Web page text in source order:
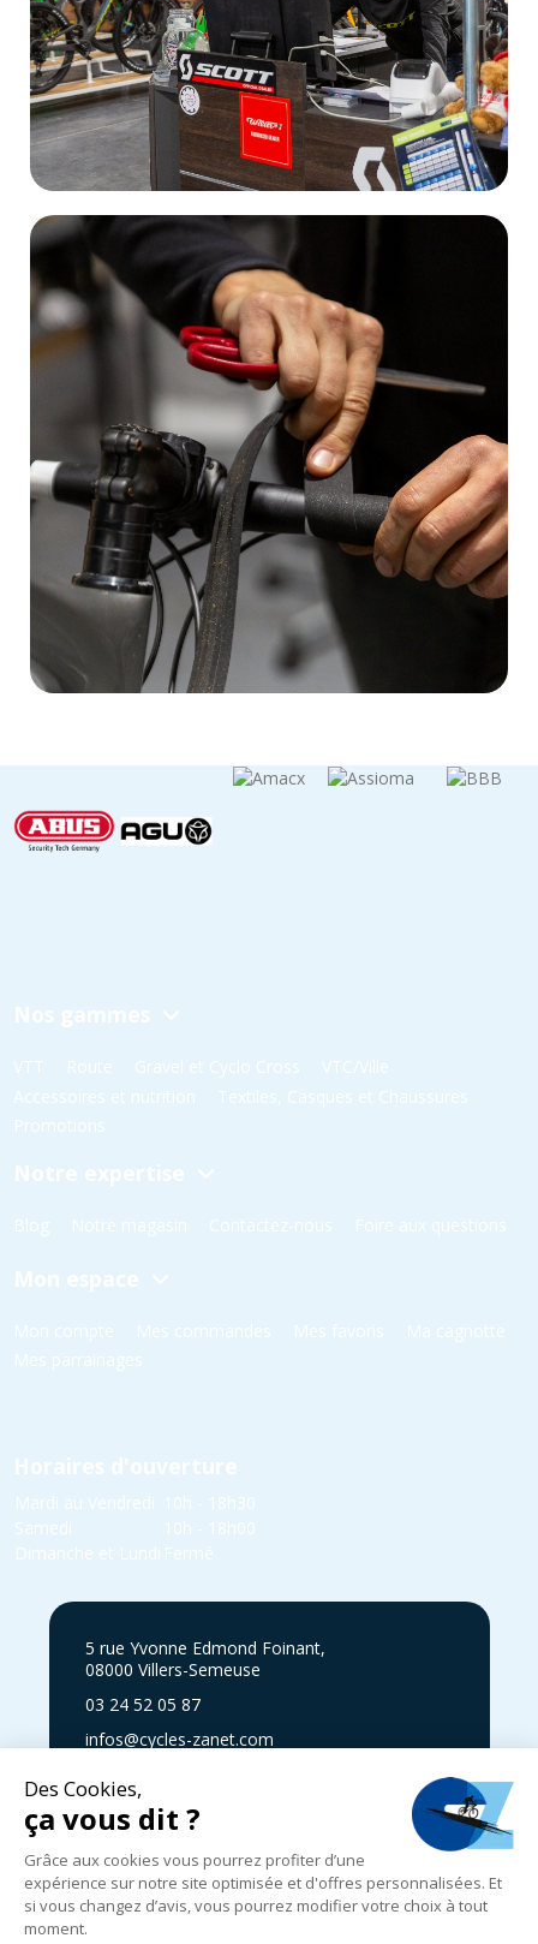
Nos gammes
VTT Route Gravel et Cyclo Cross
VTC/Ville
Accessoires et nutrition
Textiles, Casques et Chaussures
Promotions
Notre expertise
Blog Notre magasin Contactez-nous Foire aux questions
Mon espace
Mon compte Mes commandes Mes favoris
Ma cagnotte
Mes parrainages
Horaires d'ouverture
Mardi au Vendredi
10h - 18h30
Samedi
10h - 18h00
Dimanche et Lundi Fermé
5 rue Yvonne Edmond Foinant,
08000 Villers-Semeuse
03 24 52 05 87
infos@cycles-zanet.com
Suivez nous sur Facebook !
Mentions légales | Politique de confidentialité
Expédition, livraison
et retours |CGV|© 2024-2025 Cycles Zanet
Graphik Impact